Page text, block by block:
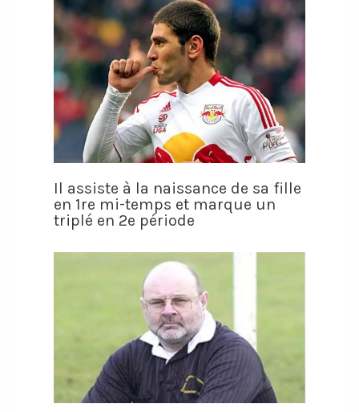
Il assiste à la naissance de sa fille
en 1re mi-temps et marque un
triplé en 2e période